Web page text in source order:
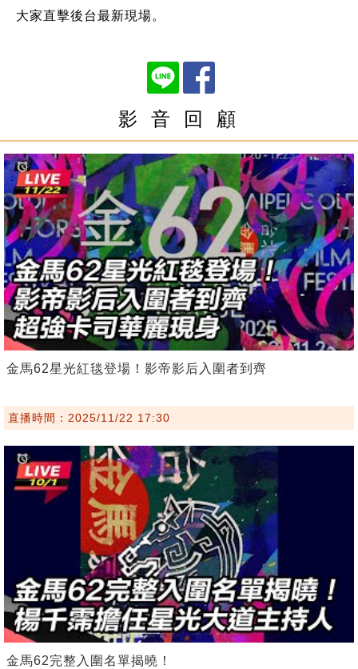
大家直擊後台最新現場。
影 音 回 顧
金馬62星光紅毯登場！影帝影后入圍者到齊
直播時間：2025/11/22 17:30
金馬62完整入圍名單揭曉！